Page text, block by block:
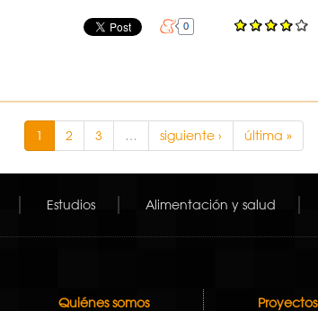
1 2 3 … siguiente › última »
Estudios Alimentación y salud
Quiénes somos Proyectos